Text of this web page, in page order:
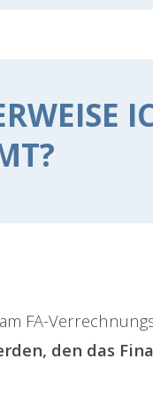
FA-
den das